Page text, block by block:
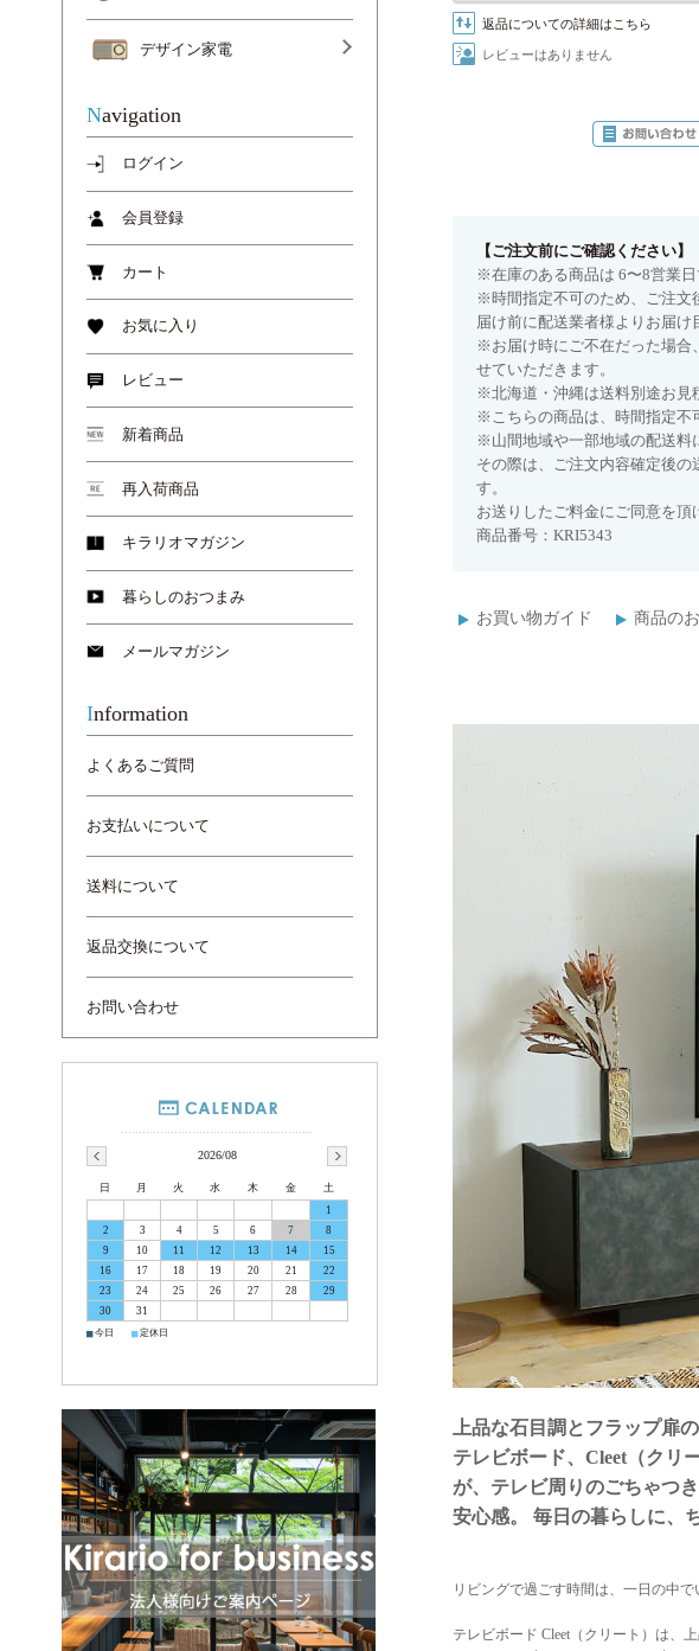
返品についての詳細はこちら
レビューはありません
【ご注文前にご確認ください】
※在庫のある商品は 6〜8営業日
※時間指定不可のため、ご注文
届け前に配送業者様よりお届け
※お届け時にご不在だった場合
せていただきます。
※北海道・沖縄は送料別途お見
※こちらの商品は、時間指定不
※山間地域や一部地域の配送料
その際は、ご注文内容確定後
す。
お送りしたご料金にご同意を頂
商品番号：KRI5343
お買い物ガイド 商品の
上品な石目調とフラップ扉
テレビボード、Cleet（クリ
が、テレビ周りのごちゃつ
安心感。 毎日の暮らしに、
リビングで過ごす時間は、一日の中
テレビボード Cleet（クリート）は、
デザイン家電
Navigation
ログイン
会員登録
カート
お気に入り
レビュー
新着商品
再入荷商品
キラリオマガジン
暮らしのおつまみ
メールマガジン
Information
よくあるご質問
お支払いについて
送料について
返品交換について
お問い合わせ
2026/08
日 月 火 水 木 金
土
1
2
3 4 5 6 7
8
9
10 11 12 13 14
15
16
17 18 19 20 21
22
23
24 25 26 27 28
29
30
31
■ 今日 ■ 定休日